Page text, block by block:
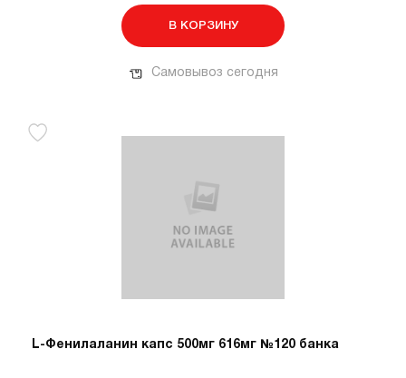
В КОРЗИНУ
Самовывоз сегодня
L-Фенилаланин капс 500мг 616мг №120 банка